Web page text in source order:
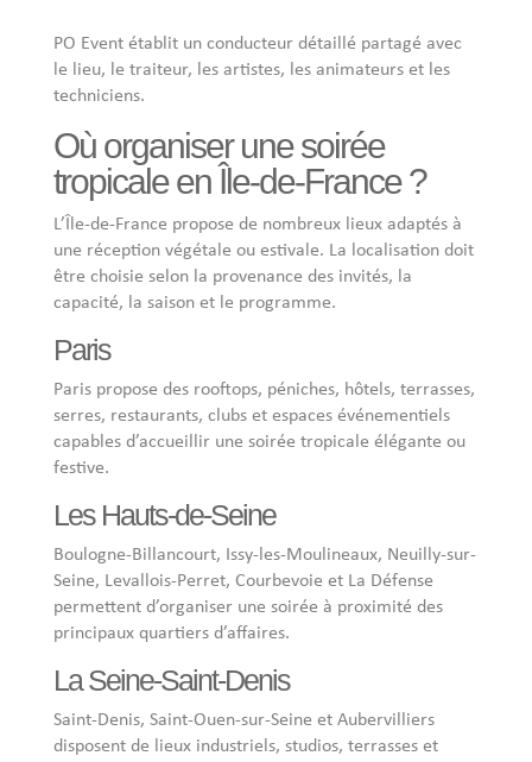
PO Event établit un conducteur détaillé partagé avec
le lieu, le traiteur, les artistes, les animateurs et les
techniciens.
Où organiser une soirée
tropicale en Île-de-France ?
L’Île-de-France propose de nombreux lieux adaptés à
une réception végétale ou estivale. La localisation doit
être choisie selon la provenance des invités, la
capacité, la saison et le programme.
Paris
Paris propose des rooftops, péniches, hôtels, terrasses,
serres, restaurants, clubs et espaces événementiels
capables d’accueillir une soirée tropicale élégante ou
festive.
Les Hauts-de-Seine
Boulogne-Billancourt, Issy-les-Moulineaux, Neuilly-sur-
Seine, Levallois-Perret, Courbevoie et La Défense
permettent d’organiser une soirée à proximité des
principaux quartiers d’affaires.
La Seine-Saint-Denis
Saint-Denis, Saint-Ouen-sur-Seine et Aubervilliers
disposent de lieux industriels, studios, terrasses et